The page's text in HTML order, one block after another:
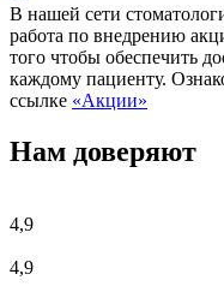
В нашей сети
работа по внедрению
того чтобы обеспечить
каждому пациенту.
ссылке «Акции»
Нам доверяют
4,9
4,9